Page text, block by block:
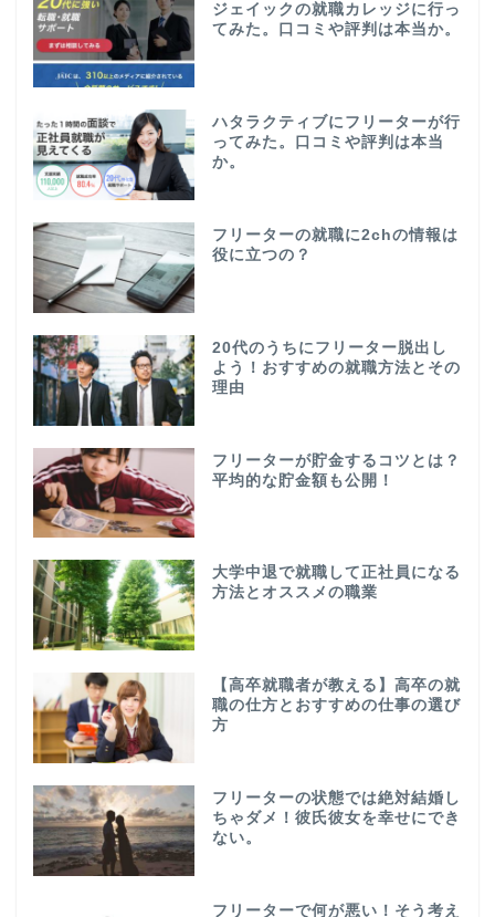
ジェイックの就職カレッジに行っ
てみた。口コミや評判は本当か。
ハタラクティブにフリーターが行
ってみた。口コミや評判は本当
か。
フリーターの就職に2chの情報は
役に立つの？
20代のうちにフリーター脱出し
よう！おすすめの就職方法とその
理由
フリーターが貯金するコツとは？
平均的な貯金額も公開！
大学中退で就職して正社員になる
方法とオススメの職業
【高卒就職者が教える】高卒の就
職の仕方とおすすめの仕事の選び
方
フリーターの状態では絶対結婚し
ちゃダメ！彼氏彼女を幸せにでき
ない。
フリーターで何が悪い！そう考え